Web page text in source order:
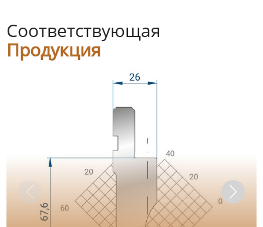
Соответствующая
Продукция